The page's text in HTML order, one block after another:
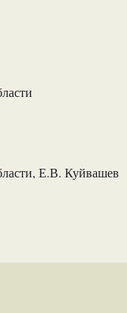
Е.В. Куйвашев